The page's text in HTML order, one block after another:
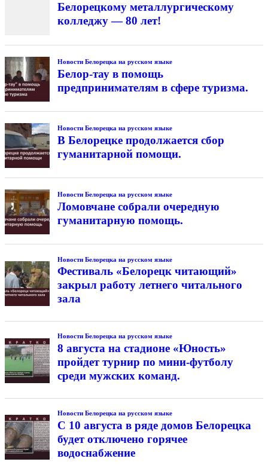
Белорецкому металлургическому
колледжу — 80 лет!
Новости Белорецка на русском языке
Белор-тау в помощь
предпринимателям в сфере туризма.
Новости Белорецка на русском языке
В Белорецке продолжается сбор
гуманитарной помощи.
Новости Белорецка на русском языке
Ломовчане собрали очередную
гуманитарную помощь.
Новости Белорецка на русском языке
Фестиваль «Белорецк читающий»
закрыл работу летнего читального
зала
Новости Белорецка на русском языке
8 августа на стадионе «Юность»
пройдет турнир по мини-футболу
среди мужских команд.
Новости Белорецка на русском языке
С 10 августа в ряде домов Белорецка
будет отключено горячее
водоснабжение